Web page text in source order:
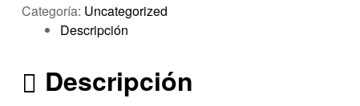
Categoría: Uncategorized
Descripción
Descripción